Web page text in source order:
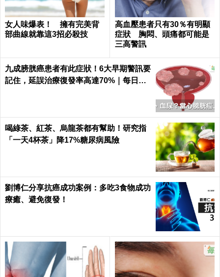
女人味爆表！ 擁有完美背
部曲線就靠這3招必殺技
高血壓患者只有30％有明顯
症狀 胸悶、頭痛都可能是
三高警訊
九成膀胱癌患者有此症狀！6大早期警訊要
記住，延誤治療復發率高達70%｜每日健
喝綠茶、紅茶、烏龍茶都有幫助！研究指
「一天4杯茶」降17%糖尿病風險
劉博仁分享抗癌成功案例：多吃3食物成功
療癒、避免復發！